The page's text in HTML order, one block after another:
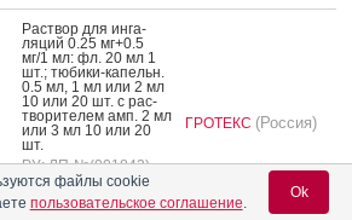
Рас­твор для ин­га­
ляций 0.25 мг+0.5
мг/1 мл: фл. 20 мл 1
шт.; тю­бики-ка­пельн.
0.5 мл, 1 мл или 2 мл
10 или 20 шт. с рас­
тво­рите­лем амп. 2 мл
или 3 мл 10 или 20
шт.
РУ: ЛП-№(001843)-
(РГ-RU) от 20.02.23
Предыдущий РУ:
ЛП-004988
ГРОТЕКС (Россия)
файлы cookie
пользовательское соглашение.
Ok